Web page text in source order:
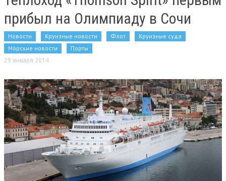
прибыл на Олимпиаду в Сочи
Новости Круизные новости Флот
Круизные суда
Морские новости
Порты
29 января 2014